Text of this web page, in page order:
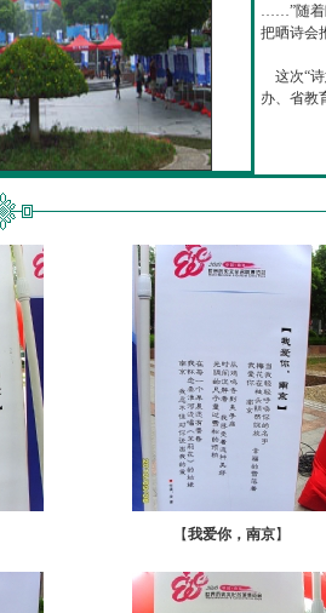
……”随着
把晒诗会
这次“诗
办、省教
【我爱你，南京】